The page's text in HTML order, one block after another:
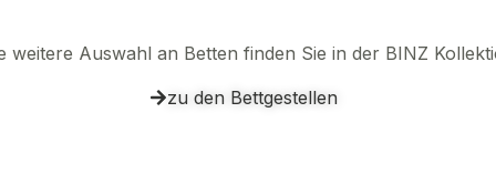
weitere Auswahl an Betten finden Sie in der BINZ
zu den Bettgestellen